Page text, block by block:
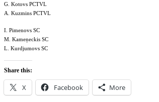
G. Kotovs PCTVL
A. Kuzmins PCTVL
I. Pimenovs SC
M. Kameņeckis SC
L. Kurdjumovs SC
Share this:
X Facebook More